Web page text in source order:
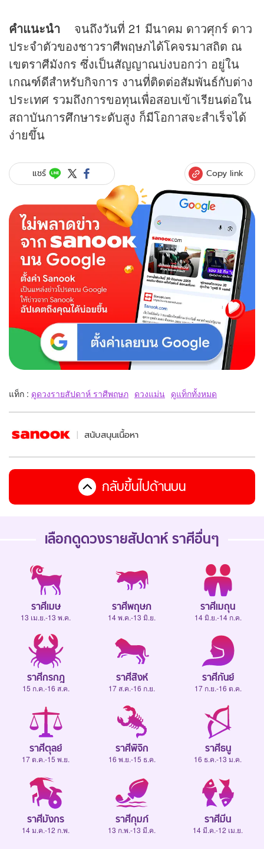
คำแนะนำ จนถึงวันที่ 21 มีนาคม ดาวศุกร์ ดาว
ประจำตัวของชาวราศีพฤษภได้โคจรมาสถิต ณ
เขตราศีมังกร ซึ่งเป็นสัญญาณบ่งบอกว่า อยู่ใน
เกณฑ์ดีสำหรับกิจการ งานที่ติดต่อสัมพันธ์กับต่าง
ประเทศ รวมถึงการขอทุนเพื่อสอบเข้าเรียนต่อใน
สถาบันการศึกษาระดับสูง ก็มีโอกาสจะสำเร็จได้
ง่ายขึ้น
แชร์ Copy link
แท็ก : ดูดวงรายสัปดาห์ ราศีพฤษภ ดวงแม่น ดูแท็กทั้งหมด
สนับสนุนเนื้อหา
กลับขึ้นไปด้านบน
เลือกดูดวงรายสัปดาห์ ราศีอื่นๆ
ราศีเมษ
13 เม.ย.-13 พ.ค.
ราศีพฤษภ
14 พ.ค.-13 มิ.ย.
ราศีเมถุน
14 มิ.ย.-14 ก.ค.
ราศีกรกฎ
15 ก.ค.-16 ส.ค.
ราศีสิงห์
17 ส.ค.-16 ก.ย.
ราศีกันย์
17 ก.ย.-16 ต.ค.
ราศีตุลย์
17 ต.ค.-15 พ.ย.
ราศีพิจิก
16 พ.ย.-15 ธ.ค.
ราศีธนู
16 ธ.ค.-13 ม.ค.
ราศีมังกร
14 ม.ค.-12 ก.พ.
ราศีกุมภ์
13 ก.พ.-13 มี.ค.
ราศีมีน
14 มี.ค.-12 เม.ย.